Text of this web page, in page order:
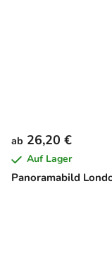
Panoramabild
ab 26,20 €
Auf Lager